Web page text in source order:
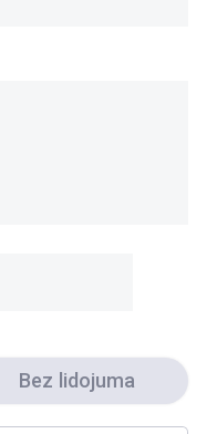
Bez lidojuma